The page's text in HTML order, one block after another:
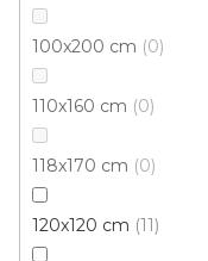
100x200 cm 0
110x160 cm 0
118x170 cm 0
120x120 cm 11
Kusový koberec
od 218 Kč / ks
40x60 cm 80x150